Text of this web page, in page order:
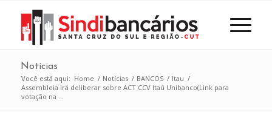
Notícias
Você está aqui: Home / Notícias / BANCOS / Itau /
Assembleia irá deliberar sobre ACT CCV Itaú Unibanco(Link para
votação na ...